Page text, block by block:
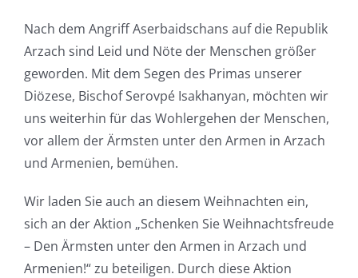
Nach dem Angriff Aserbaidschans auf die Republik
Arzach sind Leid und Nöte der Menschen größer
geworden. Mit dem Segen des Primas unserer
Diözese, Bischof Serovpé Isakhanyan, möchten wir
uns weiterhin für das Wohlergehen der Menschen,
vor allem der Ärmsten unter den Armen in Arzach
und Armenien, bemühen.
Wir laden Sie auch an diesem Weihnachten ein,
sich an der Aktion „Schenken Sie Weihnachtsfreude
– Den Ärmsten unter den Armen in Arzach und
Armenien!“ zu beteiligen. Durch diese Aktion